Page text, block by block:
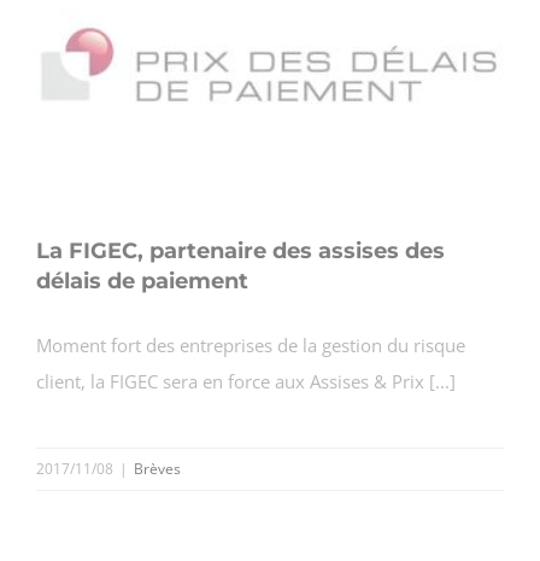
La FIGEC, partenaire des assises des
délais de paiement
Moment fort des entreprises de la gestion du risque
client, la FIGEC sera en force aux Assises & Prix [...]
2017/11/08 | Brèves